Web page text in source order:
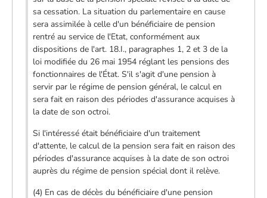
sa cessation. La situation du parlementaire en cause
sera assimilée à celle d'un bénéficiaire de pension
rentré au service de l'Etat, conformément aux
dispositions de l'art. 18.I., paragraphes 1, 2 et 3 de la
loi modifiée du 26 mai 1954 réglant les pensions des
fonctionnaires de l'État. S'il s'agit d'une pension à
servir par le régime de pension général, le calcul en
sera fait en raison des périodes d'assurance acquises à
la date de son octroi.
Si l'intéressé était bénéficiaire d'un traitement
d'attente, le calcul de la pension sera fait en raison des
périodes d'assurance acquises à la date de son octroi
auprès du régime de pension spécial dont il relève.
(4) En cas de décès du bénéficiaire d'une pension